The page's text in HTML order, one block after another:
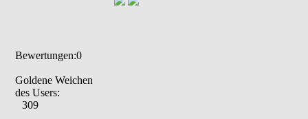
Bewertungen:0
Goldene Weichen
des Users:
309